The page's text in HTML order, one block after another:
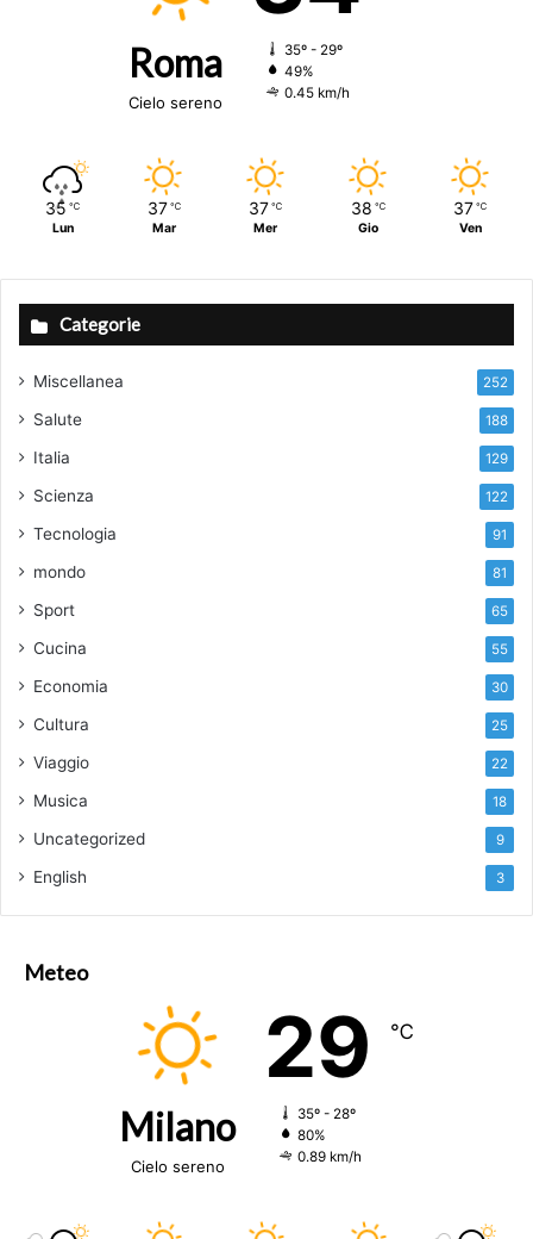
Roma
Cielo sereno
35º - 29º
49%
0.45 km/h
35 ℃
Lun
37 ℃
Mar
37 ℃
Mer
38 ℃
Gio
37 ℃
Ven
Categorie
Miscellanea 252
Salute 188
Italia 129
Scienza 122
Tecnologia 91
mondo 81
Sport 65
Cucina 55
Economia 30
Cultura 25
Viaggio 22
Musica 18
Uncategorized 9
English 3
Meteo
Milano
Cielo sereno
29 ℃
35º - 28º
80%
0.89 km/h